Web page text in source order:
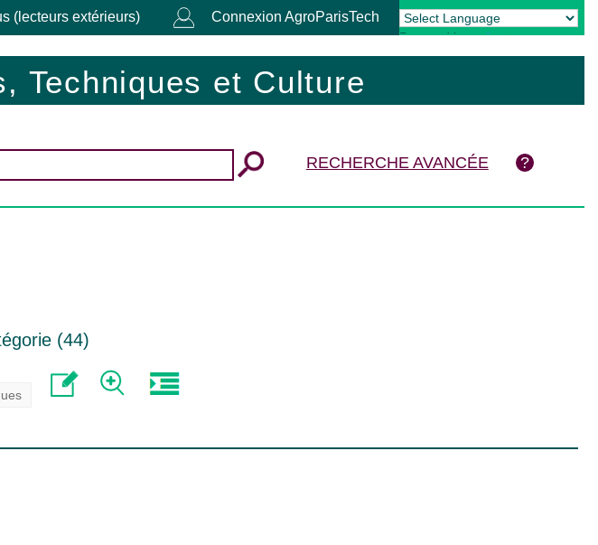
(lecteurs extérieurs) Connexion AgroParisTech
Powered by Translate
Techniques et Culture
RECHERCHE AVANCÉE
(44)